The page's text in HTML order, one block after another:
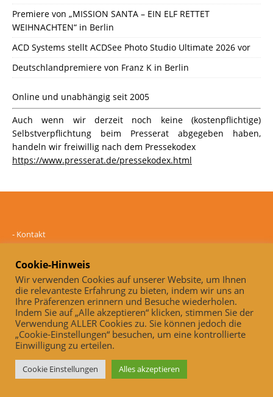
Premiere von „MISSION SANTA – EIN ELF RETTET
WEIHNACHTEN“ in Berlin
ACD Systems stellt ACDSee Photo Studio Ultimate 2026 vor
Deutschlandpremiere von Franz K in Berlin
Online und unabhängig seit 2005
Auch wenn wir derzeit noch keine (kostenpflichtige)
Selbstverpflichtung beim Presserat abgegeben haben,
handeln wir freiwillig nach dem Pressekodex
https://www.presserat.de/pressekodex.html
- Kontakt
Datenschutz
-Impressum
Online und unabhängig seit 2005
Auch, wenn wir derzeit noch keine (kostenpflichtige)
Selbstverpflichtung beim Presserat abgegeben haben, handeln wir
freiwillig nach dem Pressekodex
https://www.presserat.de/pressekodex.html
Cookie-Hinweis
Wir verwenden Cookies auf unserer Website, um Ihnen
die relevanteste Erfahrung zu bieten, indem wir uns an
Ihre Präferenzen erinnern und Besuche wiederholen.
Indem Sie auf „Alle akzeptieren“ klicken, stimmen Sie der
Verwendung ALLER Cookies zu. Sie können jedoch die
„Cookie-Einstellungen“ besuchen, um eine kontrollierte
Einwilligung zu erteilen.
Cookie Einstellungen Alles akzeptieren